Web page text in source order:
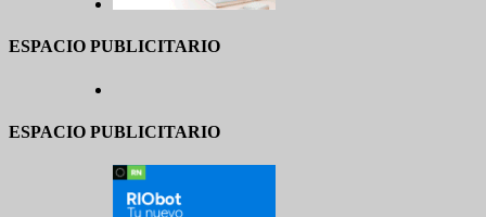
ESPACIO PUBLICITARIO
ESPACIO PUBLICITARIO